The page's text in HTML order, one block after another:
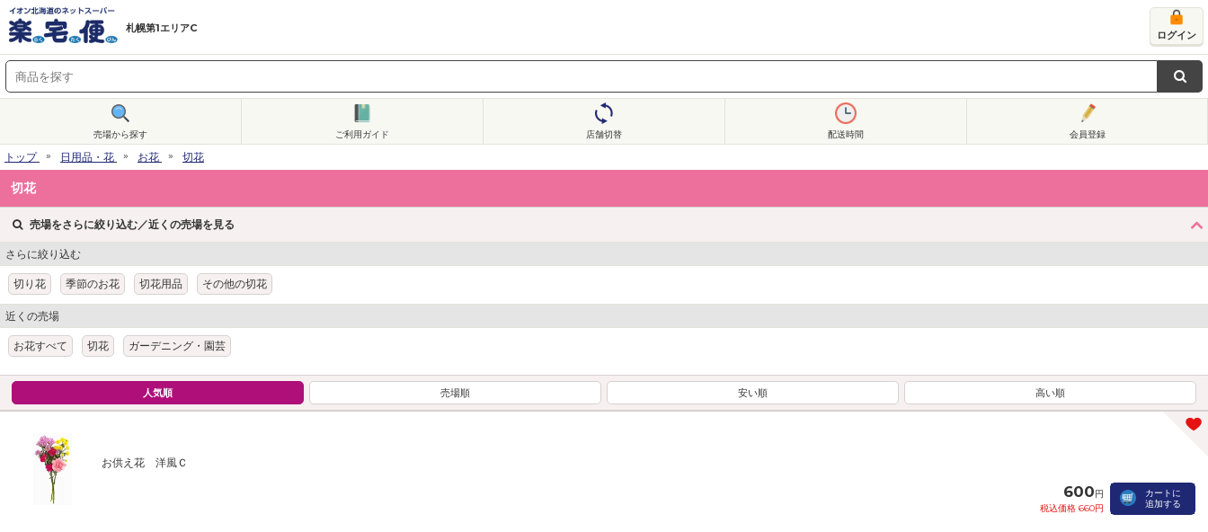
札幌第1エリアC
ログイン
売場から探す ご利用ガイド 店舗切替 配送時間 会員登録
トップ 日用品・花 お花 切花
切花
売場をさらに絞り込む／近くの売場を見る
さらに絞り込む
切り花 季節のお花 切花用品 その他の切花
近くの売場
お花すべて 切花 ガーデニング・園芸
人気順 売場順 安い順 高い順
お供え花 洋風Ｃ
600円
税込価格 660円
カートに
追加する